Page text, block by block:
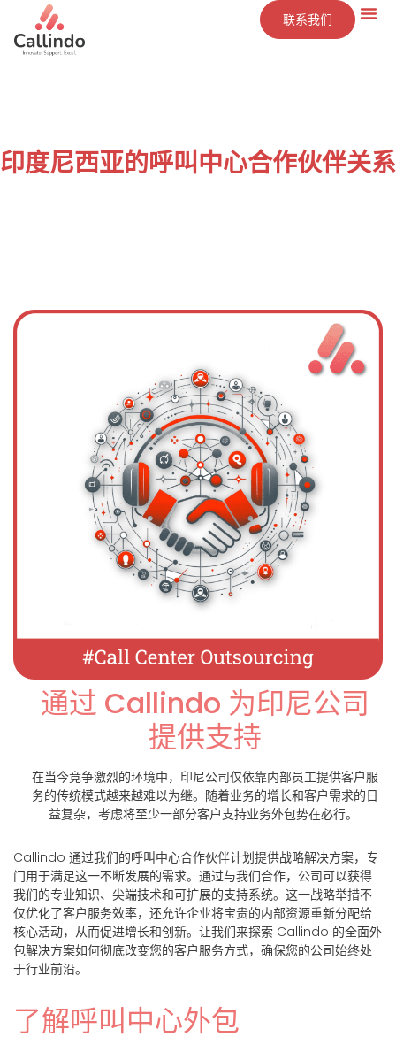
联系我们
印度尼西亚的呼叫中心合作伙伴关系
通过 Callindo 为印尼公司
提供支持
在当今竞争激烈的环境中，印尼公司仅依靠内部员工提供客户服
务的传统模式越来越难以为继。随着业务的增长和客户需求的日
益复杂，考虑将至少一部分客户支持业务外包势在必行。
Callindo 通过我们的呼叫中心合作伙伴计划提供战略解决方案，专
门用于满足这一不断发展的需求。通过与我们合作，公司可以获得
我们的专业知识、尖端技术和可扩展的支持系统。这一战略举措不
仅优化了客户服务效率，还允许企业将宝贵的内部资源重新分配给
核心活动，从而促进增长和创新。让我们来探索 Callindo 的全面外
包解决方案如何彻底改变您的客户服务方式，确保您的公司始终处
于行业前沿。
了解呼叫中心外包